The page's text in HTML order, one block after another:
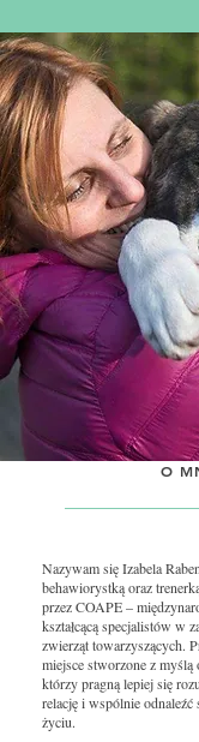
O
Nazywam się Izabela
behawiorystką oraz
przez COAPE –
kształcącą specjalistów w
zwierząt towarzyszących.
miejsce stworzone z myślą
którzy pragną lepiej się
relację i wspólnie
życiu.